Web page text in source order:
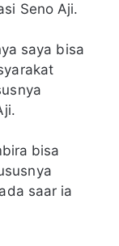
Seno Aji.
saya bisa
bisa
saar ia